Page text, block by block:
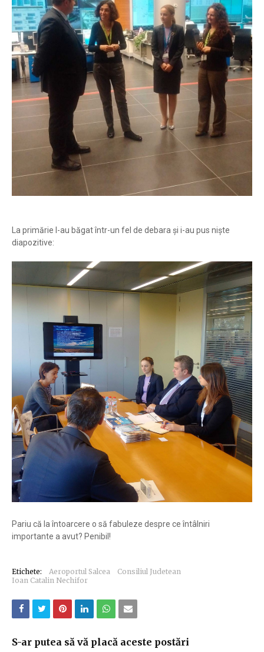
La primărie l-au băgat într-un fel de debara și i-au pus niște
diapozitive:
Pariu că la întoarcere o să fabuleze despre ce întâlniri
importante a avut? Penibil!
Etichete: Aeroportul Salcea
Consiliul Judetean
Ioan Catalin Nechifor
S-ar putea să vă placă aceste postări